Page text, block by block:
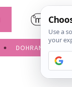
DOHRANA